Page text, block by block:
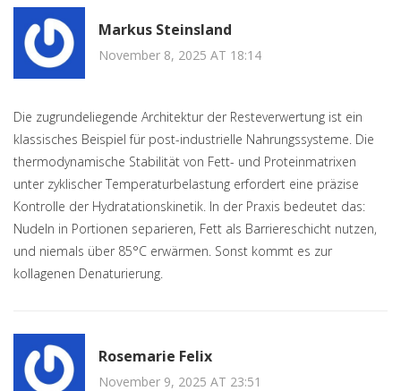
Markus Steinsland
November 8, 2025 AT 18:14
Die zugrundeliegende Architektur der Resteverwertung ist ein
klassisches Beispiel für post-industrielle Nahrungssysteme. Die
thermodynamische Stabilität von Fett- und Proteinmatrixen
unter zyklischer Temperaturbelastung erfordert eine präzise
Kontrolle der Hydratationskinetik. In der Praxis bedeutet das:
Nudeln in Portionen separieren, Fett als Barriereschicht nutzen,
und niemals über 85°C erwärmen. Sonst kommt es zur
kollagenen Denaturierung.
Rosemarie Felix
November 9, 2025 AT 23:51